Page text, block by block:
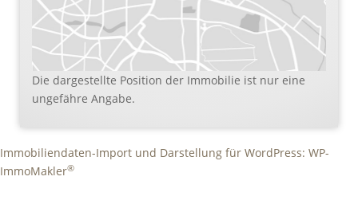
Die dargestellte Position der Immobilie ist nur eine
ungefähre Angabe.
Immobiliendaten-Import und Darstellung für WordPress: WP-
ImmoMakler®